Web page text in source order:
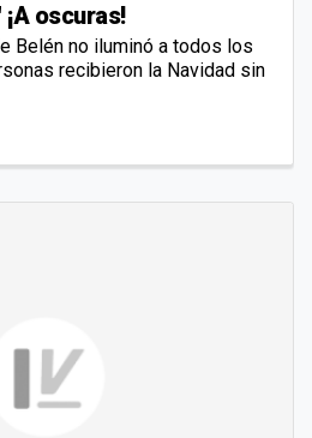
oscuras!
Belén no iluminó a todos los
recibieron la Navidad sin